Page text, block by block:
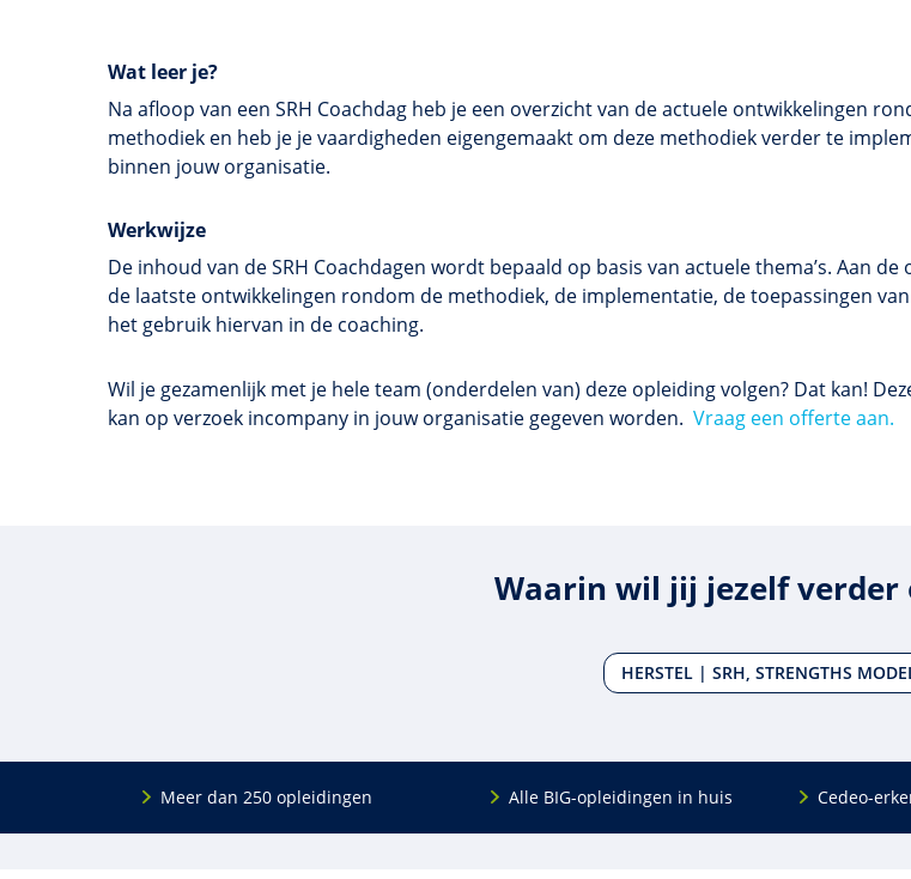
Wat leer je?
Na afloop van een SRH Coachdag heb je een overzicht van de actuele ontwikkelingen
methodiek en heb je je vaardigheden eigengemaakt om deze methodiek verder te
binnen jouw organisatie.
Werkwijze
De inhoud van de SRH Coachdagen wordt bepaald op basis van actuele thema’s. Aan de
de laatste ontwikkelingen rondom de methodiek, de implementatie, de toepassingen van
het gebruik hiervan in de coaching.
Wil je gezamenlijk met je hele team (onderdelen van) deze opleiding volgen? Dat kan!
kan op verzoek incompany in jouw organisatie gegeven worden. Vraag een offerte aan.
Waarin wil jij jezelf verder
HERSTEL | SRH, STRENGTHS
Meer dan 250 opleidingen Alle BIG-opleidingen in huis Cedeo-